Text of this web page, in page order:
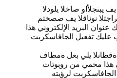
يبنجلأاو صاخلا يلودلا
نوناقلا يف صصختم
عنوان البريد الإلكتروني هذا
تفعيل الجافاسكربت
ةقطانلا يلي بغل ةمطاف
هذا محمي من روبوتات